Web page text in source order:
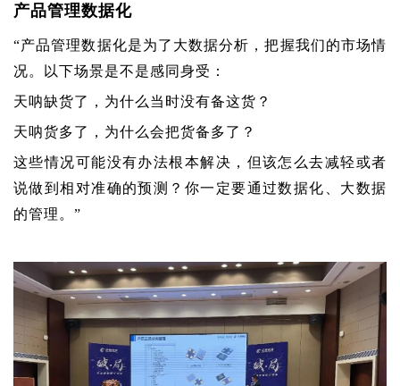
产品管理数据化
“产品管理数据化是为了大数据分析，把握我们的市场情
况。以下场景是不是感同身受：
天呐缺货了，为什么当时没有备这货？
天呐货多了，为什么会把货备多了？
这些情况可能没有办法根本解决，但该怎么去减轻或者
说做到相对准确的预测？你一定要通过数据化、大数据
的管理。”